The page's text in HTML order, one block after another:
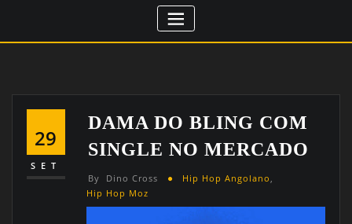
29
SET
DAMA DO BLING COM
SINGLE NO MERCADO
By Dino Cross Hip Hop Angolano ,
Hip Hop Moz